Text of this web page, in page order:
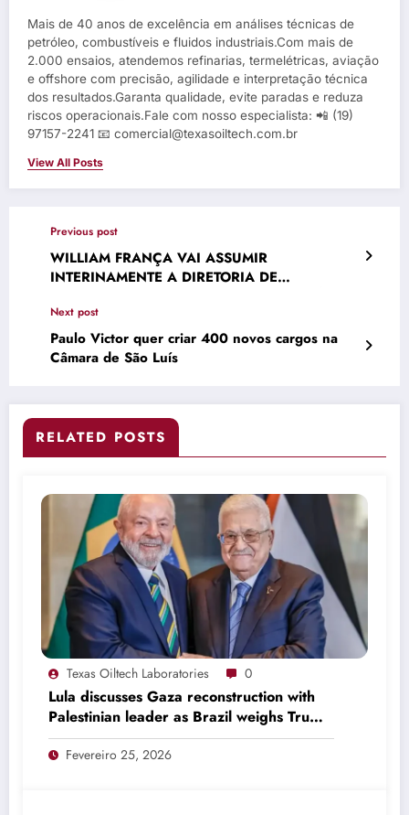
Mais de 40 anos de excelência em análises técnicas de
petróleo, combustíveis e fluidos industriais.Com mais de
2.000 ensaios, atendemos refinarias, termelétricas, aviação
e offshore com precisão, agilidade e interpretação técnica
dos resultados.Garanta qualidade, evite paradas e reduza
riscos operacionais.Fale com nosso especialista: 📲 (19)
97157-2241 📧 comercial@texasoiltech.com.br
View All Posts
Previous post
WILLIAM FRANÇA VAI ASSUMIR
INTERINAMENTE A DIRETORIA DE
APÓS A SAÍDA DE TOLMASQUIM
Next post
Paulo Victor quer criar 400 novos cargos na
Câmara de São Luís
RELATED POSTS
Texas Oiltech Laboratories 0
Lula discusses Gaza reconstruction with
Palestinian leader as Brazil weighs Trump
invitation
Fevereiro 25, 2026